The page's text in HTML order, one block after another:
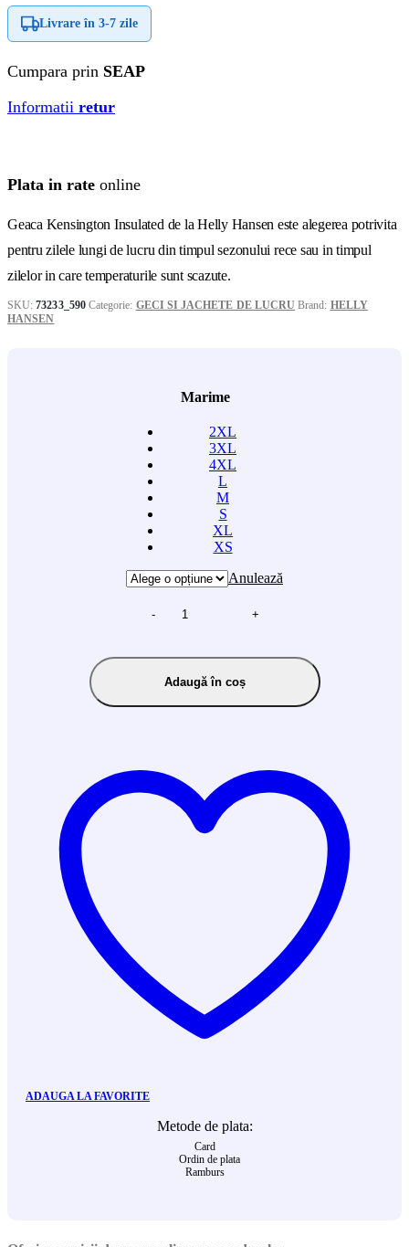
Livrare în 3-7 zile
Cumpara prin SEAP
Informatii retur
Plata in rate online
Geaca Kensington Insulated de la Helly Hansen este alegerea potrivita
pentru zilele lungi de lucru din timpul sezonului rece sau in timpul
zilelor in care temperaturile sunt scazute.
SKU:73233_590 Categorie: GECI SI JACHETE DE LUCRU Brand: HELLY
HANSEN
Marime
2XL
3XL
4XL
L
M
S
XL
XS
Anulează
- +
Adaugă în coș
ADAUGA LA FAVORITE
Metode de plata:
Card
Ordin de plata
Ramburs